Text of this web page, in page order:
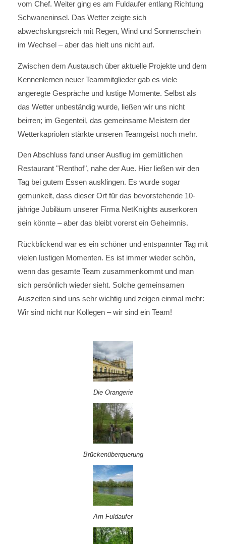
vom Chef. Weiter ging es am Fuldaufer entlang Richtung
Schwaneninsel. Das Wetter zeigte sich
abwechslungsreich mit Regen, Wind und Sonnenschein
im Wechsel – aber das hielt uns nicht auf.
Zwischen dem Austausch über aktuelle Projekte und dem
Kennenlernen neuer Teammitglieder gab es viele
angeregte Gespräche und lustige Momente. Selbst als
das Wetter unbeständig wurde, ließen wir uns nicht
beirren; im Gegenteil, das gemeinsame Meistern der
Wetterkapriolen stärkte unseren Teamgeist noch mehr.
Den Abschluss fand unser Ausflug im gemütlichen
Restaurant "Renthof", nahe der Aue. Hier ließen wir den
Tag bei gutem Essen ausklingen. Es wurde sogar
gemunkelt, dass dieser Ort für das bevorstehende 10-
jährige Jubiläum unserer Firma NetKnights auserkoren
sein könnte – aber das bleibt vorerst ein Geheimnis.
Rückblickend war es ein schöner und entspannter Tag mit
vielen lustigen Momenten. Es ist immer wieder schön,
wenn das gesamte Team zusammenkommt und man
sich persönlich wieder sieht. Solche gemeinsamen
Auszeiten sind uns sehr wichtig und zeigen einmal mehr:
Wir sind nicht nur Kollegen – wir sind ein Team!
Die Orangerie
Brückenüberquerung
Am Fuldaufer